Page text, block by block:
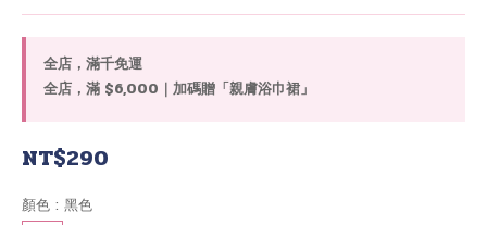
全店，滿千免運
全店，滿 $6,000｜加碼贈「親膚浴巾裙」
NT$290
顏色 : 黑色